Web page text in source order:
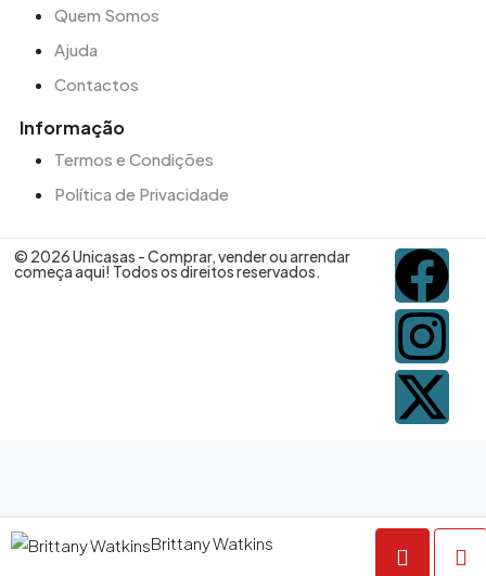
Brittany Watkins
Quem Somos
Ajuda
Contactos
Informação
Termos e Condições
Política de Privacidade
© 2026 Unicasas - Comprar, vender ou arrendar
começa aqui! Todos os direitos reservados.